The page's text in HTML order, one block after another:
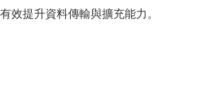
提升資料傳輸與擴充能力。